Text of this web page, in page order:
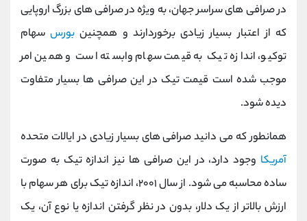
در صرافی های سراسر جهان، به ویژه در صرافی های بزرگ اروپایی
که از اعتبار بسیار زیادی برخوردارند و همچنین بورسسهام
توکیو، اندازه تیک به قیمت سهام وابسته است و همین امر
موجب شده است قیمت تیک در این صرافی ها بسیار متفاوت
دیده شود.
همانطور که می دانید صرافی های بسیار زیادی در ایالات متحده
آمریکا وجود دارد، در این صرافی ها نیز اندازه تیک به صورت
ساده محاسبه می شود. از سال ۲۰۰۱، اندازه تیک برای هر سهام با
ارزش بالاتر از یک دلار، بدون در نظر گرفتن اندازه یا نوع آن، یک